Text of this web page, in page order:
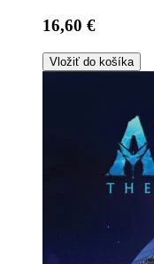
16,60 €
Vložiť do košíka